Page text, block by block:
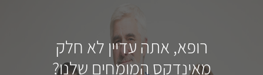
רופא, אתה עדיין לא חלק
מאינדקס המומחים שלנו?